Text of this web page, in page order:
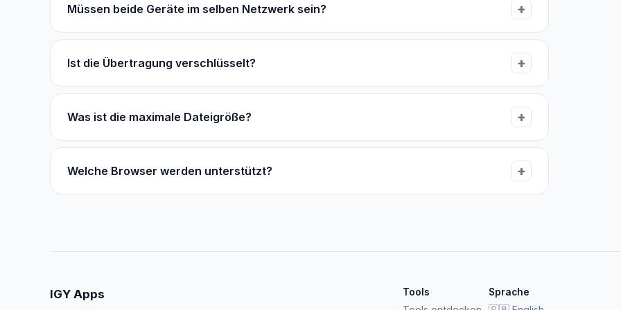
Müssen beide Geräte im selben Netzwerk sein?
Ist die Übertragung verschlüsselt?
Was ist die maximale Dateigröße?
Welche Browser werden unterstützt?
IGY Apps Tools Sprache